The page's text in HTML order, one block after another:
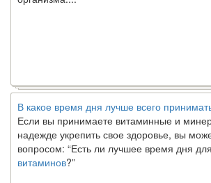
В какое время дня лучше всего
Если вы принимаете витаминные и
надежде укрепить свое здоровье, вы
вопросом: “Есть ли лучшее время дня
витаминов ?”